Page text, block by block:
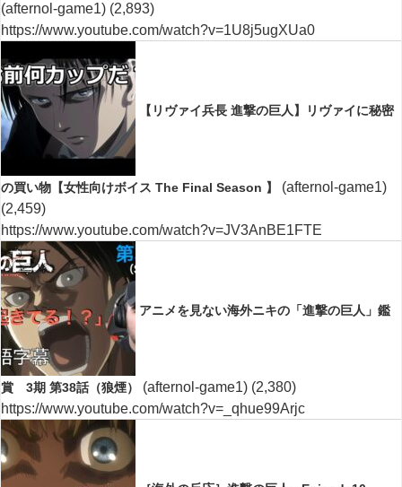
(afternol-game1) (2,893)
https://www.youtube.com/watch?v=1U8j5ugXUa0
【リヴァイ兵長 進撃の巨人】リヴァイに秘密
の買い物【女性向けボイス The Final Season 】
(afternol-game1)
(2,459)
https://www.youtube.com/watch?v=JV3AnBE1FTE
アニメを見ない海外ニキの「進撃の巨人」鑑
賞 3期 第38話（狼煙） (afternol-game1) (2,380)
https://www.youtube.com/watch?v=_qhue99Arjc